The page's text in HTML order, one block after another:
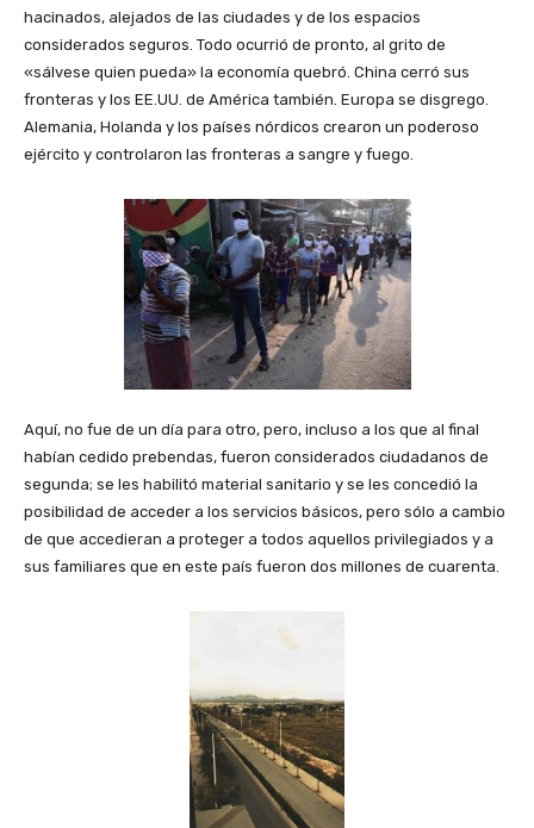
hacinados, alejados de las ciudades y de los espacios
considerados seguros. Todo ocurrió de pronto, al grito de
«sálvese quien pueda» la economía quebró. China cerró sus
fronteras y los EE.UU. de América también. Europa se disgrego.
Alemania, Holanda y los países nórdicos crearon un poderoso
ejército y controlaron las fronteras a sangre y fuego.
Aquí, no fue de un día para otro, pero, incluso a los que al final
habían cedido prebendas, fueron considerados ciudadanos de
segunda; se les habilitó material sanitario y se les concedió la
posibilidad de acceder a los servicios básicos, pero sólo a cambio
de que accedieran a proteger a todos aquellos privilegiados y a
sus familiares que en este país fueron dos millones de cuarenta.